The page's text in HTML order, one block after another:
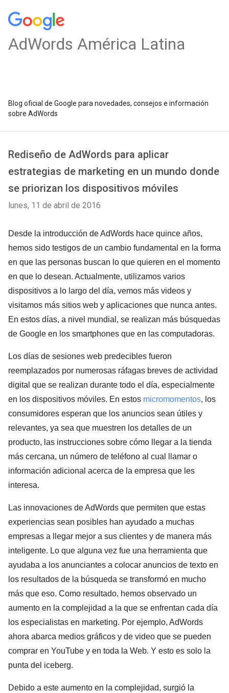
AdWords América Latina
Blog oficial de Google para novedades, consejos e información
sobre AdWords
Rediseño de AdWords para aplicar
estrategias de marketing en un mundo donde
se priorizan los dispositivos móviles
lunes, 11 de abril de 2016
Desde la introducción de AdWords hace quince años,
hemos sido testigos de un cambio fundamental en la forma
en que las personas buscan lo que quieren en el momento
en que lo desean. Actualmente, utilizamos varios
dispositivos a lo largo del día, vemos más videos y
visitamos más sitios web y aplicaciones que nunca antes.
En estos días, a nivel mundial, se realizan más búsquedas
de Google en los smartphones que en las computadoras.
Los días de sesiones web predecibles fueron
reemplazados por numerosas ráfagas breves de actividad
digital que se realizan durante todo el día, especialmente
en los dispositivos móviles. En estos micromomentos, los
consumidores esperan que los anuncios sean útiles y
relevantes, ya sea que muestren los detalles de un
producto, las instrucciones sobre cómo llegar a la tienda
más cercana, un número de teléfono al cual llamar o
información adicional acerca de la empresa que les
interesa.
Las innovaciones de AdWords que permiten que estas
experiencias sean posibles han ayudado a muchas
empresas a llegar mejor a sus clientes y de manera más
inteligente. Lo que alguna vez fue una herramienta que
ayudaba a los anunciantes a colocar anuncios de texto en
los resultados de la búsqueda se transformó en mucho
más que eso. Como resultado, hemos observado un
aumento en la complejidad a la que se enfrentan cada día
los especialistas en marketing. Por ejemplo, AdWords
ahora abarca medios gráficos y de video que se pueden
comprar en YouTube y en toda la Web. Y esto es solo la
punta del iceberg.
Debido a este aumento en la complejidad, surgió la